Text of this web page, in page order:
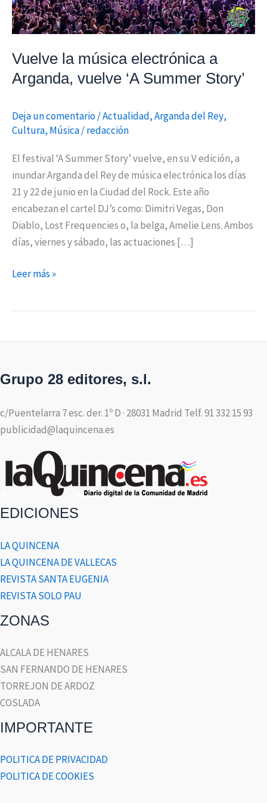
Vuelve la música electrónica a
Arganda, vuelve ‘A Summer Story’
Deja un comentario/Actualidad,Arganda del Rey,
Cultura, Música/redacción
El festival ‘A Summer Story’ vuelve, en su V edición, a
inundar Arganda del Rey de música electrónica los días
21 y 22 de junio en la Ciudad del Rock. Este año
encabezan el cartel DJ’s como: Dimitri Vegas, Don
Diablo, Lost Frequencies o, la belga, Amelie Lens. Ambos
días, viernes y sábado, las actuaciones […]
Summer
Story’
Leer más »
Grupo 28 editores, s.l.
c/Puentelarra 7 esc. der. 1º D · 28031 Madrid Telf. 91 332 15 93
publicidad@laquincena.es
EDICIONES
LA QUINCENA
LA QUINCENA DE VALLECAS
REVISTA SANTA EUGENIA
REVISTA SOLO PAU
ZONAS
ALCALA DE HENARES
SAN FERNANDO DE HENARES
TORREJON DE ARDOZ
COSLADA
IMPORTANTE
POLITICA DE PRIVACIDAD
POLITICA DE COOKIES